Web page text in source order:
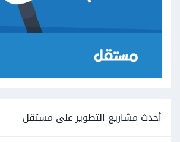
أحدث مشاريع التطوير على مستقل